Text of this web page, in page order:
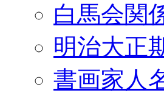
白馬会関
明治大正
書画家人